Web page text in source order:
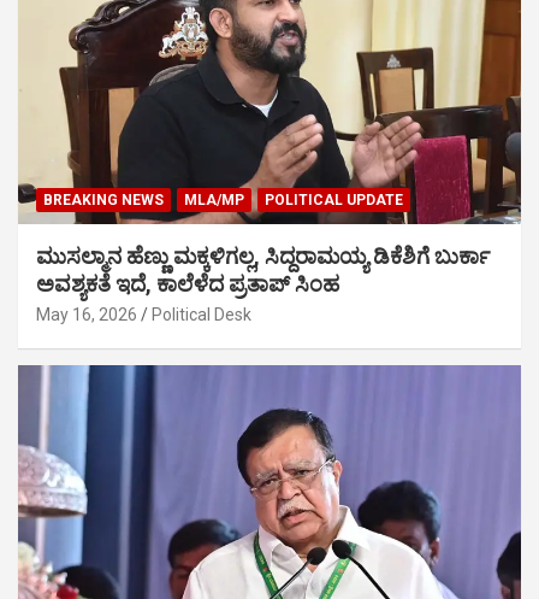
BREAKING NEWS MLA/MP POLITICAL UPDATE
ಮುಸಲ್ಮಾನ ಹೆಣ್ಣು ಮಕ್ಕಳಿಗಲ್ಲ, ಸಿದ್ದರಾಮಯ್ಯ ಡಿಕೆಶಿಗೆ ಬುರ್ಕಾ
ಅವಶ್ಯಕತೆ ಇದೆ, ಕಾಲೆಳೆದ ಪ್ರತಾಪ್ ಸಿಂಹ
May 16, 2026 Political Desk